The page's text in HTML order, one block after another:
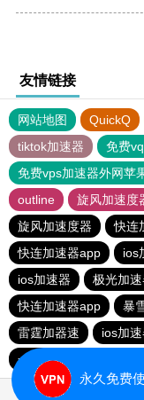
友情链接
网站地图 QuickQ
tiktok加速器
免费
免费vps加速器外网苹
outline
旋风加速度
旋风加速度器
快连
快连加速器app
ios
ios加速器
极光加速
快连加速器app
暴
雷霆加器速
ios加速
一元机场
永久免费